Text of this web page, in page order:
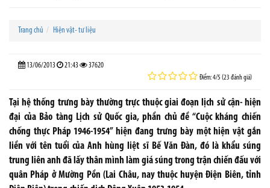
Trang chủ Hiện vật- tư liệu
13/06/2013 21:43 37620
Điểm: 4/5 (23 đánh giá)
Tại hệ thống trưng bày thường trực thuộc giai đoạn lịch sử cận- hiện
đại của Bảo tàng Lịch sử Quốc gia, phần chủ đề “Cuộc kháng chiến
chống thực Pháp 1946-1954” hiện đang trưng bày một hiện vật gắn
liền với tên tuổi của Anh hùng liệt sĩ Bế Văn Đàn, đó là khẩu súng
trung liên anh đã lấy thân mình làm giá súng trong trận chiến đấu với
quân Pháp ở Mường Pồn (Lai Châu, nay thuộc huyện Điện Biên, tỉnh